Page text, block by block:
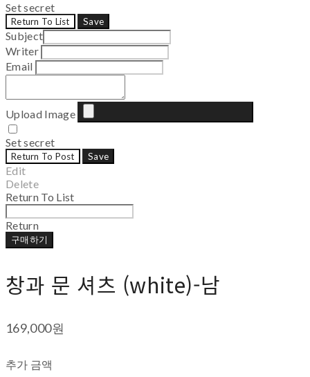
Set secret
Return To List Save
Subject
Writer
Email
Upload Image
Set secret
Return To Post Save
Edit
Delete
Return To List
Return
구매하기
창과 문 셔츠 (white)-남
169,000원
추가 금액